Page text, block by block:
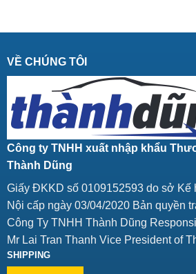
VỀ CHÚNG TÔI
Công ty TNHH xuất nhập khẩu
Thành Dũng
Giấy ĐKKD số 0109152593 do sở Kế
Nội cấp ngày 03/04/2020 Bản quyền
Công Ty TNHH Thành Dũng
Mr Lai Tran Thanh Vice President of
SHIPPING